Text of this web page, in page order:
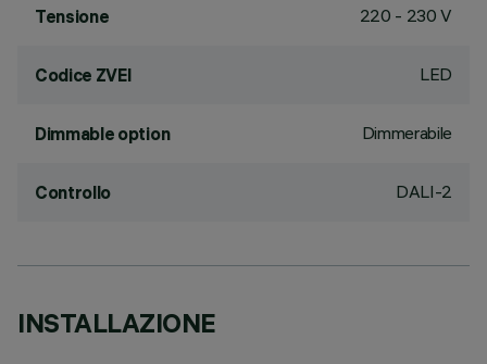
Tensione 220 - 230 V
Codice ZVEI LED
Dimmable option Dimmerabile
Controllo DALI-2
INSTALLAZIONE